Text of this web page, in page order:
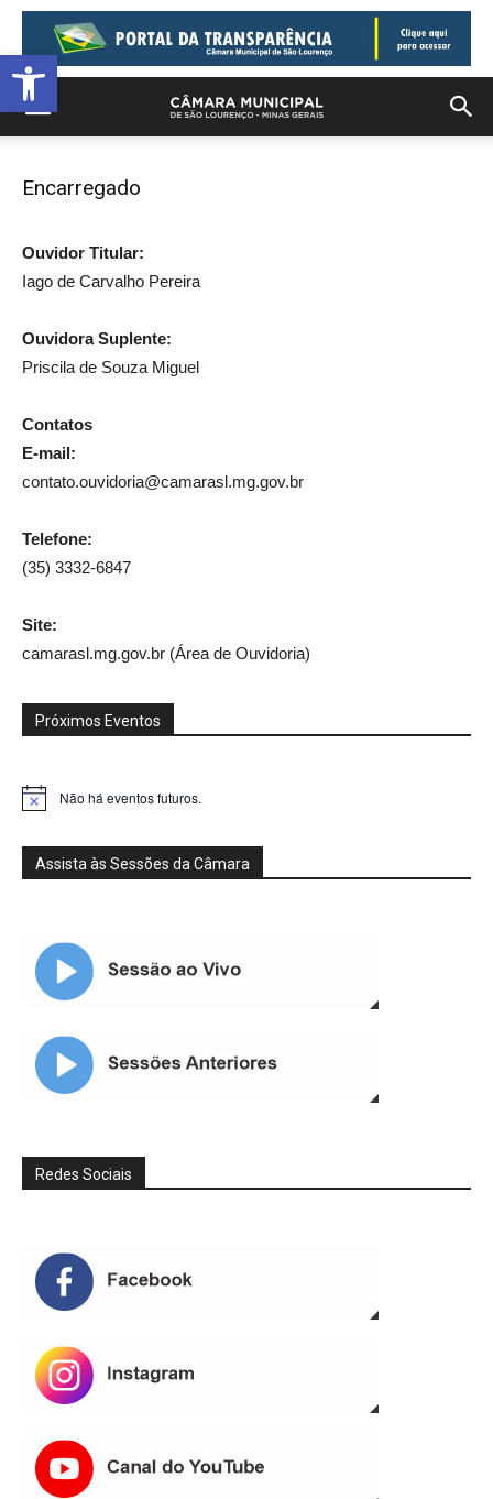
Barra de Ferramentas Aberta
Encarregado
Ouvidor Titular:
Iago de Carvalho Pereira
Ouvidora Suplente:
Priscila de Souza Miguel
Contatos
E-mail:
contato.ouvidoria@camarasl.mg.gov.br
Telefone:
(35) 3332-6847
Site:
camarasl.mg.gov.br (Área de Ouvidoria)
Próximos Eventos
Notice Não há eventos futuros.
Assista às Sessões da Câmara
Redes Sociais